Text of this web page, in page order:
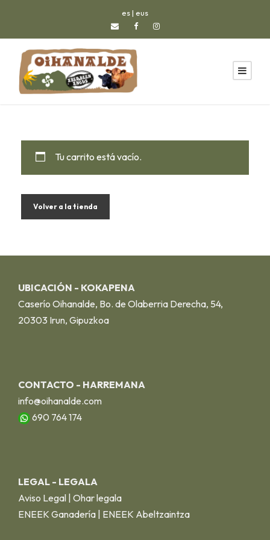
es| eus
Tu carrito está vacío.
Volver a la tienda
UBICACIÓN - KOKAPENA
Caserío Oihanalde, Bo. de Olaberria Derecha, 54,
20303 Irun, Gipuzkoa
CONTACTO - HARREMANA
info@oihanalde.com
690 764 174
LEGAL - LEGALA
Aviso Legal | Ohar legala
ENEEK Ganadería | ENEEK Abeltzaintza